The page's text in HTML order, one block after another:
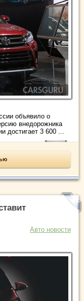
объявило о
внедорожника
достигает 3 600 ...
Авто новости